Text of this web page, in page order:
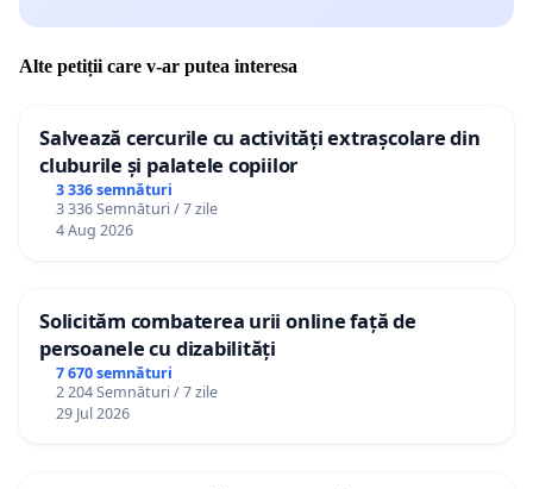
Alte petiții care v-ar putea interesa
Salvează cercurile cu activități extrașcolare din
cluburile și palatele copiilor
3 336 semnături
3 336 Semnături / 7 zile
4 Aug 2026
Solicităm combaterea urii online față de
persoanele cu dizabilități
7 670 semnături
2 204 Semnături / 7 zile
29 Jul 2026